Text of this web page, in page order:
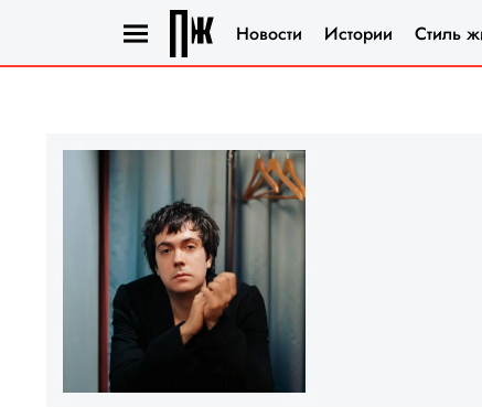
Новости Истории Стиль